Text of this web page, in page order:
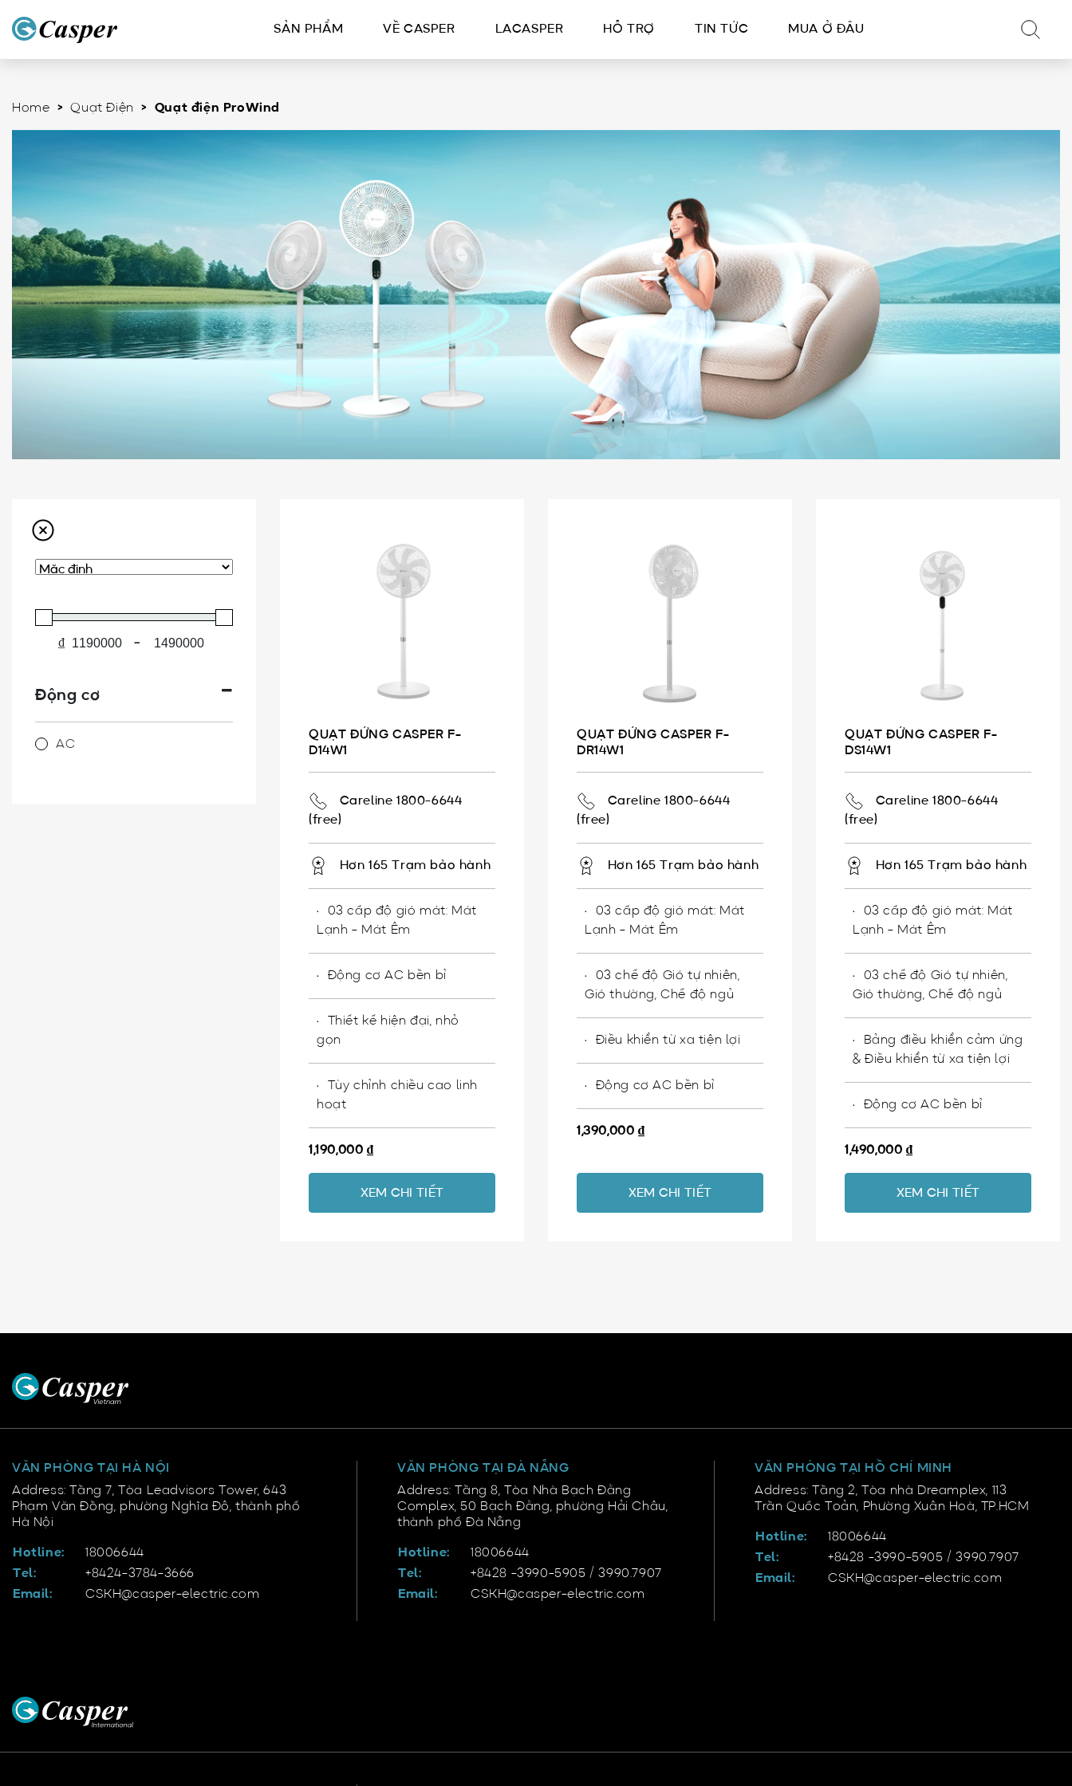
SẢN PHẨM VỀ CASPER LACASPER HỖ TRỢ TIN TỨC MUA Ở ĐÂU
Home >Quạt Điện > Quạt điện ProWind
₫ -
Động cơ
AC
QUẠT ĐỨNG CASPER F-
D14W1
Careline 1800-6644
(free)
Hơn 165 Trạm bảo hành
03 cấp độ gió mát: Mát
Lạnh - Mát Êm
Động cơ AC bền bỉ
Thiết kế hiện đại, nhỏ
gọn
Tùy chỉnh chiều cao linh
hoạt
1,190,000 ₫
XEM CHI TIẾT
QUẠT ĐỨNG CASPER F-
DR14W1
Careline 1800-6644
(free)
Hơn 165 Trạm bảo hành
03 cấp độ gió mát: Mát
Lạnh - Mát Êm
03 chế độ Gió tự nhiên,
Gió thường, Chế độ ngủ
Điều khiển từ xa tiện lợi
Động cơ AC bền bỉ
1,390,000 ₫
XEM CHI TIẾT
QUẠT ĐỨNG CASPER F-
DS14W1
Careline 1800-6644
(free)
Hơn 165 Trạm bảo hành
03 cấp độ gió mát: Mát
Lạnh - Mát Êm
03 chế độ Gió tự nhiên,
Gió thường, Chế độ ngủ
Bảng điều khiển cảm ứng
& Điều khiển từ xa tiện lợi
Động cơ AC bền bỉ
1,490,000 ₫
XEM CHI TIẾT
VĂN PHÒNG TẠI HÀ NỘI
Address: Tầng 7, Tòa Leadvisors Tower, 643
Phạm Văn Đồng, phường Nghĩa Đô, thành phố
Hà Nội
Hotline:
18006644
Tel:
+8424-3784-3666
Email:
CSKH@casper-electric.com
VĂN PHÒNG TẠI ĐÀ NẴNG
Address: Tầng 8, Tòa Nhà Bạch Đằng
Complex, 50 Bạch Đằng, phường Hải Châu,
thành phố Đà Nẵng
Hotline:
18006644
Tel:
+8428 -3990-5905 / 3990.7907
Email:
CSKH@casper-electric.com
VĂN PHÒNG TẠI HỒ CHÍ MINH
Address: Tầng 2, Tòa nhà Dreamplex, 113
Trần Quốc Toản, Phường Xuân Hoà, TP.HCM
Hotline:
18006644
Tel:
+8428 -3990-5905 / 3990.7907
Email:
CSKH@casper-electric.com